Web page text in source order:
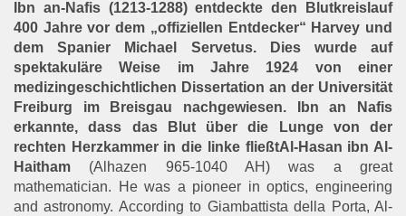
Ibn an-Nafis (1213-1288) entdeckte den Blutkreislauf
400 Jahre vor dem „offiziellen Entdecker“ Harvey und
dem Spanier Michael Servetus. Dies wurde auf
spektakuläre Weise im Jahre 1924 von einer
medizingeschichtlichen Dissertation an der Universität
Freiburg im Breisgau nachgewiesen. Ibn an Nafis
erkannte, dass das Blut über die Lunge von der
rechten Herzkammer in die linke fließtAl-Hasan ibn Al-
Haitham (Alhazen 965-1040 AH) was a great
mathematician. He was a pioneer in optics, engineering
and astronomy. According to Giambattista della Porta, Al-